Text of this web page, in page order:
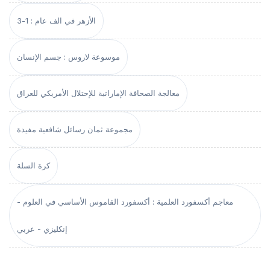
الأزهر في الف عام : 1-3
موسوعة لاروس : جسم الإنسان
معالجة الصحافة الإماراتية للإحتلال الأمريكي للعراق
مجموعة ثمان رسائل شافعية مفيدة
كرة السلة
معاجم أكسفورد العلمية : أكسفورد القاموس الأساسي في العلوم -
إنكليزي - عربي